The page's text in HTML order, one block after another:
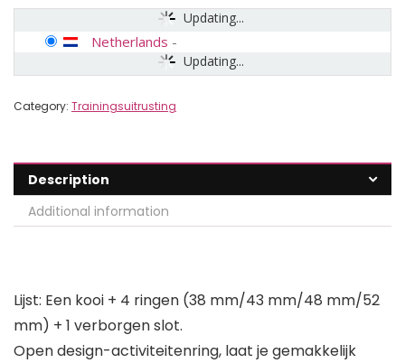
Updating...
Updating...
Netherlands -
Category: Trainingsuitrusting
Description
Additional information
Lijst: Een kooi + 4 ringen (38 mm/43 mm/48 mm/52
mm) + 1 verborgen slot.
Open design-activiteitenring, laat je gemakkelijk